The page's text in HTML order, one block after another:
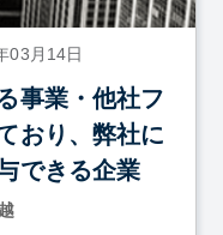
03月14日
事業・他社フ
おり、弊社に
できる企業